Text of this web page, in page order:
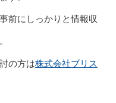
前にしっかりと情報収
の方は株式会社ブリス